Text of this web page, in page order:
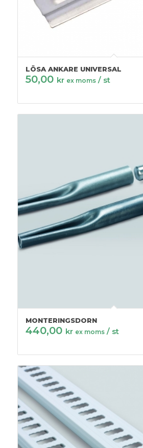
LÖSA ANKARE UNIVERSAL
50,00 kr ex moms / st
MONTERINGSDORN
440,00 kr ex moms / st